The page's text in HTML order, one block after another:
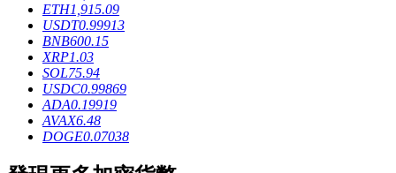
借貸寶
ETH1,915.09
USDT0.99913
BNB600.15
XRP1.03
SOL75.94
USDC0.99869
ADA0.19919
AVAX6.48
DOGE0.07038